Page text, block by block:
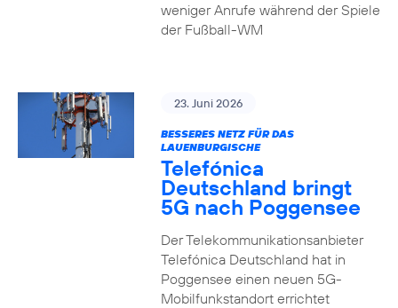
weniger Anrufe während der Spiele
der Fußball-WM
23. Juni 2026
BESSERES NETZ FÜR DAS
LAUENBURGISCHE
Telefónica
Deutschland bringt
5G nach Poggensee
Der Telekommunikationsanbieter
Telefónica Deutschland hat in
Poggensee einen neuen 5G-
Mobilfunkstandort errichtet